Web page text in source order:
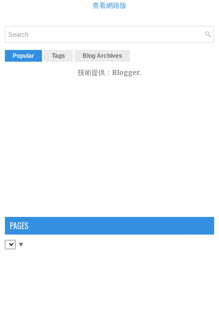
查看網路版
Popular Tags Blog Archives
技術提供： Blogger.
PAGES
▼